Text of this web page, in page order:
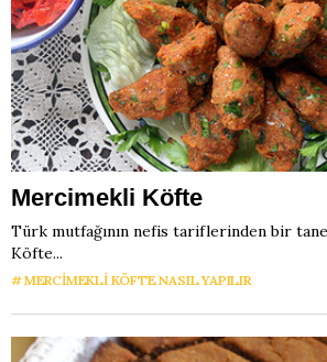
Mercimekli Köfte
Türk mutfağının nefis tariflerinden bir
Köfte...
MERCIMEKLI KÖFTE NASIL YAPILIR